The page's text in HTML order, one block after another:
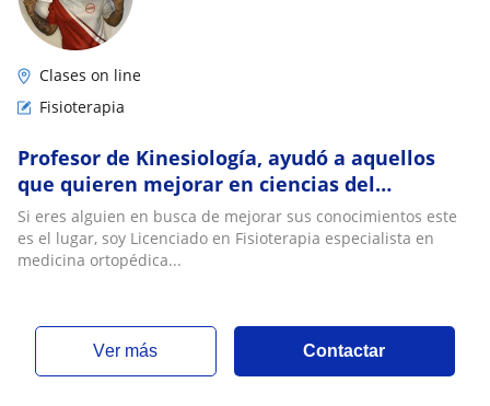
Clases on line
Fisioterapia
Profesor de Kinesiología, ayudó a aquellos
que quieren mejorar en ciencias del
movimiento
Si eres alguien en busca de mejorar sus conocimientos este
es el lugar, soy Licenciado en Fisioterapia especialista en
medicina ortopédica...
ver más Contactar